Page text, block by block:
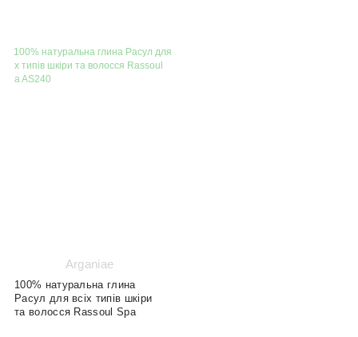
Arganiae
100% натуральна глина
Расул для всіх типів шкіри
та волосся Rassoul Spa
@arganiae.naturalica